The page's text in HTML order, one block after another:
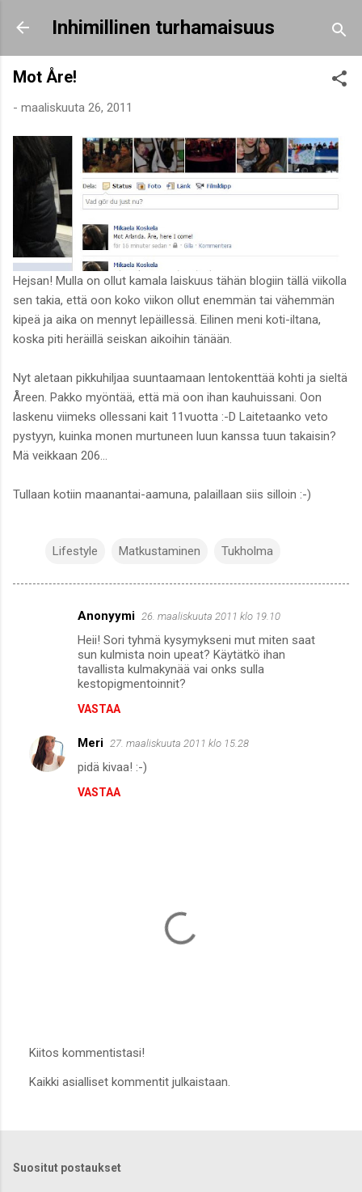
Siirry pääsisältöön
Inhimillinen turhamaisuus
Mot Åre!
- maaliskuuta 26, 2011
Hejsan! Mulla on ollut kamala laiskuus tähän blogiin tällä viikolla
sen takia, että oon koko viikon ollut enemmän tai vähemmän
kipeä ja aika on mennyt lepäillessä. Eilinen meni koti-iltana,
koska piti heräillä seiskan aikoihin tänään.
Nyt aletaan pikkuhiljaa suuntaamaan lentokenttää kohti ja sieltä
Åreen. Pakko myöntää, että mä oon ihan kauhuissani. Oon
laskenu viimeks ollessani kait 11vuotta :-D Laitetaanko veto
pystyyn, kuinka monen murtuneen luun kanssa tuun takaisin?
Mä veikkaan 206...
Tullaan kotiin maanantai-aamuna, palaillaan siis silloin :-)
Lifestyle Matkustaminen Tukholma
n
t
Anonyymi 26. maaliskuuta 2011 klo 19.10
Heii! Sori tyhmä kysymykseni mut miten saat
sun kulmista noin upeat? Käytätkö ihan
tavallista kulmakynää vai onks sulla
kestopigmentoinnit?
VASTAA
Meri 27. maaliskuuta 2011 klo 15.28
pidä kivaa! :-)
VASTAA
ä
o
Kiitos kommentistasi!
Kaikki asialliset kommentit julkaistaan.
Suositut postaukset